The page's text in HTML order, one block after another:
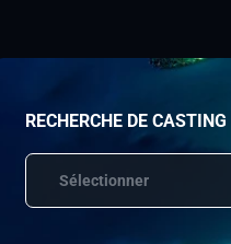
RECHERCHE DE
Sélectionner